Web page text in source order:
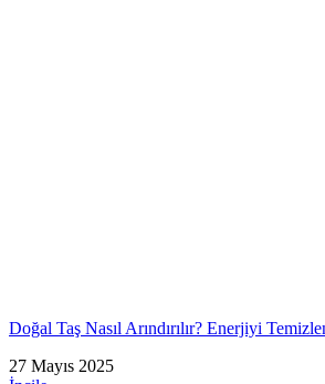
Doğal Taş Nasıl Arındırılır? Enerjiyi
27 Mayıs 2025